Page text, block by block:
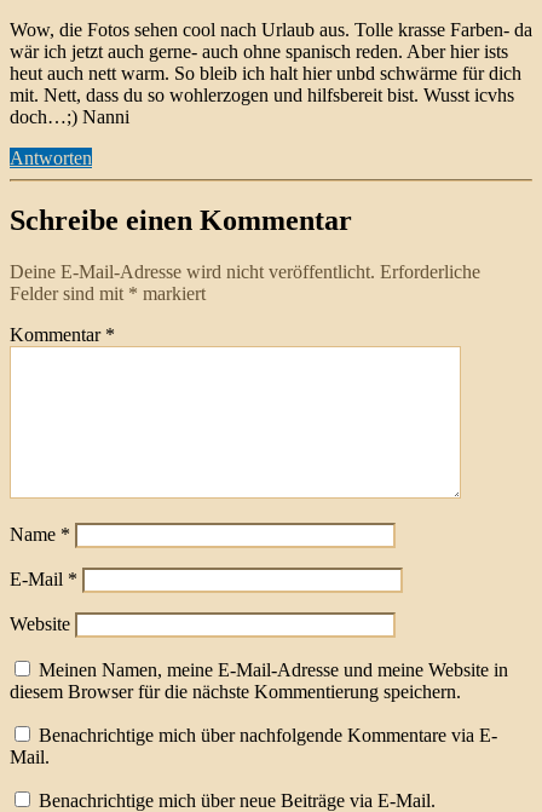
Wow, die Fotos sehen cool nach Urlaub aus. Tolle krasse Farben- da
wär ich jetzt auch gerne- auch ohne spanisch reden. Aber hier ists
heut auch nett warm. So bleib ich halt hier unbd schwärme für dich
mit. Nett, dass du so wohlerzogen und hilfsbereit bist. Wusst icvhs
doch…;) Nanni
Antworten
Schreibe einen Kommentar
Deine E-Mail-Adresse wird nicht veröffentlicht. Erforderliche
Felder sind mit * markiert
Kommentar *
Name *
E-Mail *
Website
Meinen Namen, meine E-Mail-Adresse und meine Website in
diesem Browser für die nächste Kommentierung speichern.
Benachrichtige mich über nachfolgende Kommentare via E-
Mail.
Benachrichtige mich über neue Beiträge via E-Mail.